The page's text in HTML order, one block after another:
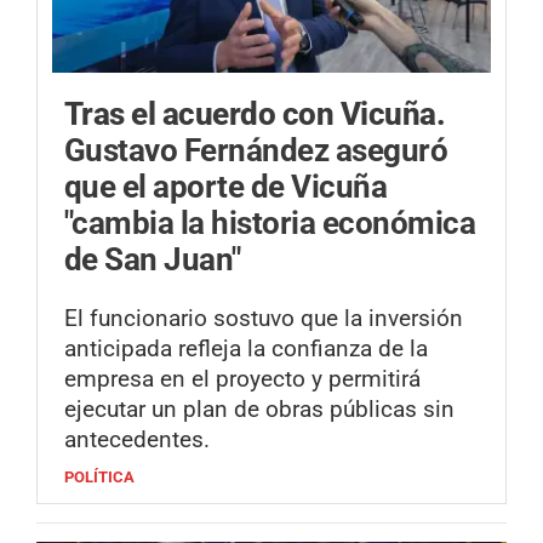
Tras el acuerdo con Vicuña.
Gustavo Fernández aseguró
que el aporte de Vicuña
"cambia la historia económica
de San Juan"
El funcionario sostuvo que la inversión
anticipada refleja la confianza de la
empresa en el proyecto y permitirá
ejecutar un plan de obras públicas sin
antecedentes.
POLÍTICA